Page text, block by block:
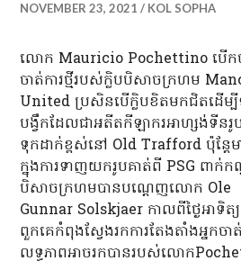
NOVEMBER 23, 2021 KOL SOPHA
លោក Mauricio Pochettino បើកចំហ
ចាត់ការថ្មីរបស់ក្លិបបិសាចក្រហម
United ប្រសិនបើក្លិបខិតមកជិតដើម្
បង្វឹកដែលជាអតីតកីឡាករអាហ្សង់ទីនរូ
ទុកដាក់ខ្ពស់នៅ Old Trafford ប៉ុន្តែម
ក្នុងការទាញយករូបគាត់ពី PSG ពាក់ក
បិសាចក្រហមបានបណ្តេញលោក Ole
Gunnar Solskjaer កាលពីថ្ងៃអាទិ
ពួកគេកំពុងស្វែងរកការតែងតាំងអ្នកចា
លទ្ធភាព​អាច​រក​បាន​របស់លោក